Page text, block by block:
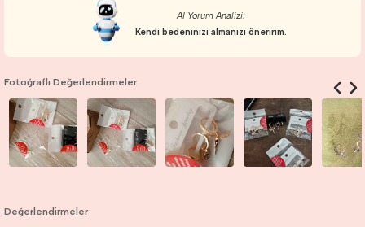
AI Yorum Analizi:
Kendi bedeninizi almanızı öneririm.
Fotoğraflı Değerlendirmeler
Değerlendirmeler